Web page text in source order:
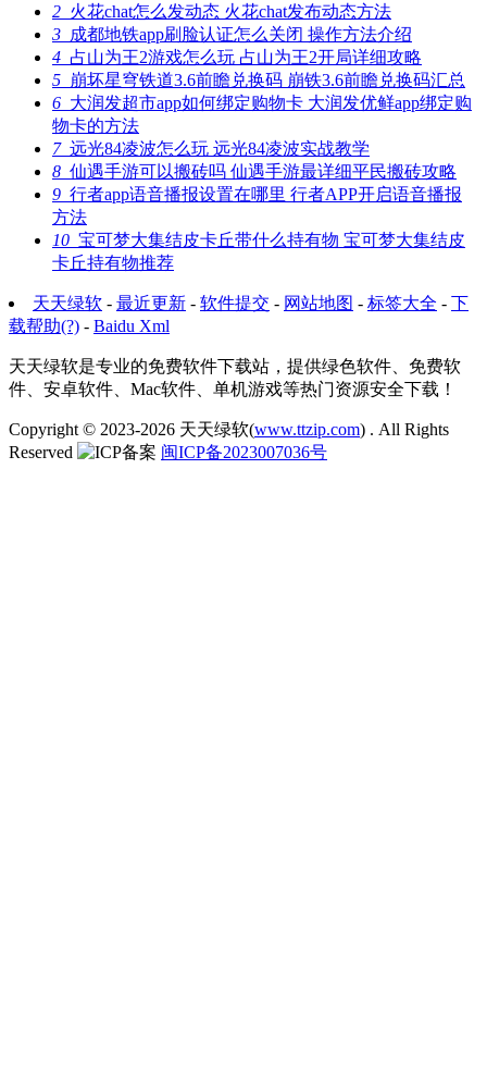
2 火花chat怎么发动态 火花chat发布动态方法
3 成都地铁app刷脸认证怎么关闭 操作方法介绍
4 占山为王2游戏怎么玩 占山为王2开局详细攻略
5 崩坏星穹铁道3.6前瞻兑换码 崩铁3.6前瞻兑换码汇总
6 大润发超市app如何绑定购物卡 大润发优鲜app绑定购
物卡的方法
7远光84凌波怎么玩 远光84凌波实战教学
8 仙遇手游可以搬砖吗 仙遇手游最详细平民搬砖攻略
9 行者app语音播报设置在哪里 行者APP开启语音播报
方法
10 宝可梦大集结皮卡丘带什么持有物 宝可梦大集结皮
卡丘持有物推荐
天天绿软 - 最近更新 - 软件提交 - 网站地图 - 标签大全 - 下
载帮助(?) - Baidu Xml
天天绿软是专业的免费软件下载站，提供绿色软件、免费软
件、安卓软件、Mac软件、单机游戏等热门资源安全下载！
Copyright © 2023-2026 天天绿软(www.ttzip.com) . All Rights
Reserved
闽ICP备2023007036号